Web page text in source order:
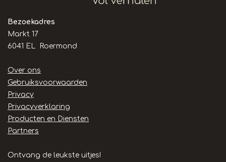
Bezoekadres
Markt 17
6041 EL Roermond
Handige
links
Over ons
Gebruiksvoorwaarden
Privacy
Privacyverklaring
Producten en Diensten
Partners
Ontvang de leukste uitjes!